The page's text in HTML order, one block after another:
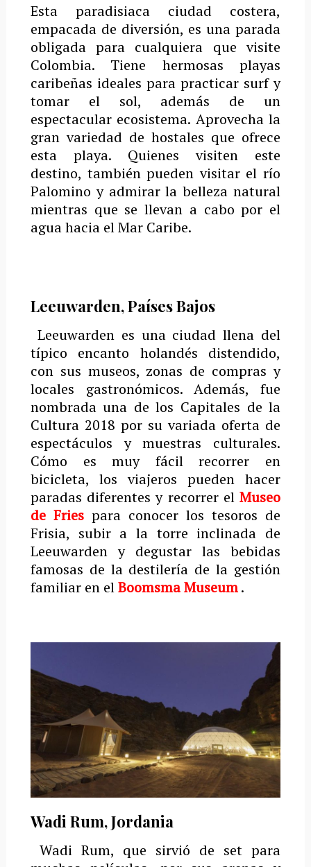
Esta paradisiaca ciudad costera,
empacada de diversión, es una parada
obligada para cualquiera que visite
Colombia. Tiene hermosas playas
caribeñas ideales para practicar surf y
tomar el sol, además de un
espectacular ecosistema. Aprovecha la
gran variedad de hostales que ofrece
esta playa. Quienes visiten este
destino, también pueden visitar el río
Palomino y admirar la belleza natural
mientras que se llevan a cabo por el
agua hacia el Mar Caribe.
Leeuwarden, Países Bajos
Leeuwarden es una ciudad llena del
típico encanto holandés distendido,
con sus museos, zonas de compras y
locales gastronómicos.Además, fue
nombrada una de los Capitales de la
Cultura 2018 por su variada oferta de
espectáculos y muestras culturales.
Cómo es muy fácil recorrer en
bicicleta, los viajeros pueden hacer
paradas diferentes y recorrer elMuseo
de Friespara conocer los tesoros de
Frisia, subir a la torre inclinada de
Leeuwarden y degustar las bebidas
famosas de la destilería de la gestión
familiar en elBoomsma Museum.
Wadi Rum, Jordania
Wadi Rum, que sirvió de set para